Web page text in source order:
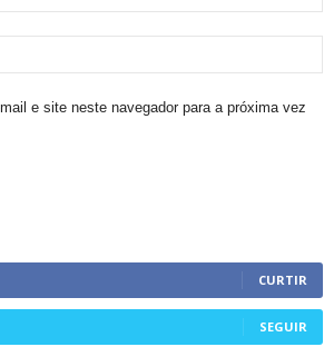
e site neste navegador para a próxima vez
CURTIR
SEGUIR